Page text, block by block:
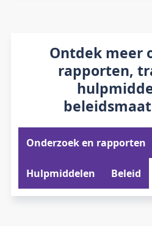
Ontdek meer
rapporten,
Onderzoek en rapporten
Hulpmiddelen Beleid